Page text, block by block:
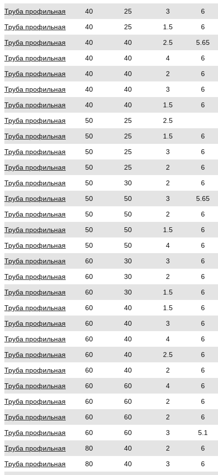
Труба профильная
40 25 3
6
Труба профильная
40 25 1.5
6
Труба профильная
40 40 2.5
5.65
Труба профильная
40 40 4
6
Труба профильная
40 40 2
6
Труба профильная
40 40 3
6
Труба профильная
40 40 1.5
6
Труба профильная
50 25
2.5
Труба профильная
50 25 1.5
6
Труба профильная
50 25 3
6
Труба профильная
50 25 2
6
Труба профильная
50 30 2
6
Труба профильная
50 50 3
5.65
Труба профильная
50 50 2
6
Труба профильная
50 50 1.5
6
Труба профильная
50 50 4
6
Труба профильная
60 30 3
6
Труба профильная
60 30 2
6
Труба профильная
60 30 1.5
6
Труба профильная
60 40 1.5
6
Труба профильная
60 40 3
6
Труба профильная
60 40 4
6
Труба профильная
60 40 2.5
6
Труба профильная
60 40 2
6
Труба профильная
60 60 4
6
Труба профильная
60 60 2
6
Труба профильная
60 60 2
6
Труба профильная
60 60 3
5.1
Труба профильная
80 40 2
6
Труба профильная
80 40 3
6